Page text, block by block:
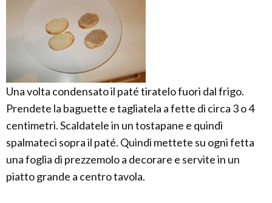
Una volta condensato il paté tiratelo fuori dal frigo.
Prendete la baguette e tagliatela a fette di circa 3 o 4
centimetri. Scaldatele in un tostapane e quindi
spalmateci sopra il paté. Quindi mettete su ogni fetta
una foglia di prezzemolo a decorare e servite in un
piatto grande a centro tavola.